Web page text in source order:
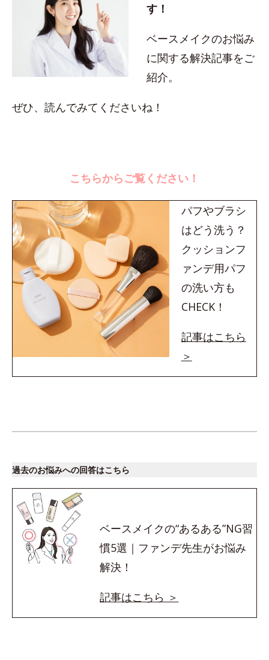
す！
ベースメイクのお悩み
に関する解決記事をご
紹介。
ぜひ、読んでみてくださいね！
こちらからご覧ください！
パフやブラシ
はどう洗う？
クッションフ
ァンデ用パフ
の洗い方も
CHECK！
記事はこちら
＞
過去のお悩みへの回答はこちら
ベースメイクの“あるある”NG習
慣5選｜ファンデ先生がお悩み
解決！
記事はこちら ＞